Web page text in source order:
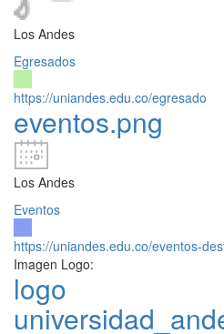
Los Andes
Egresados
https://uniandes.edu.co/egresado
eventos.png
Los Andes
Eventos
https://uniandes.edu.co/eventos-
Imagen Logo:
logo